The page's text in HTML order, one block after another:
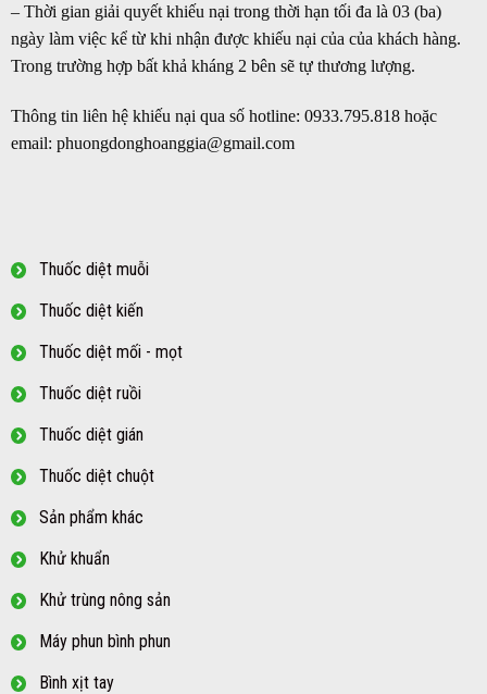
– Thời gian giải quyết khiếu nại trong thời hạn tối đa là 03 (ba)
ngày làm việc kể từ khi nhận được khiếu nại của của khách hàng.
Trong trường hợp bất khả kháng 2 bên sẽ tự thương lượng.
Thông tin liên hệ khiếu nại qua số hotline: 0933.795.818 hoặc
email: phuongdonghoanggia@gmail.com
Thuốc diệt muỗi
Thuốc diệt kiến
Thuốc diệt mối - mọt
Thuốc diệt ruồi
Thuốc diệt gián
Thuốc diệt chuột
Sản phẩm khác
Khử khuẩn
Khử trùng nông sản
Máy phun bình phun
Bình xịt tay